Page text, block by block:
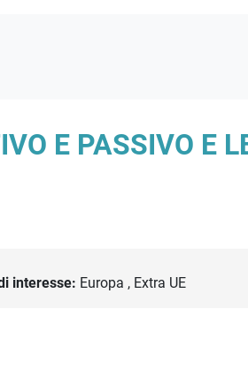
E PASSIVO E
interesse: Europa , Extra UE